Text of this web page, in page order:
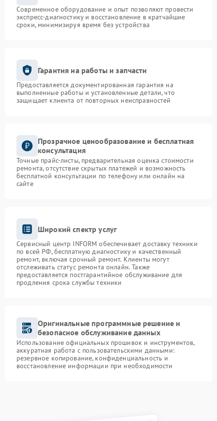
Современное оборудование и опыт позволяют провести
экспресс-диагностику и восстановление в кратчайшие
сроки, минимизируя время без устройства
Гарантия на работы и запчасти
Предоставляется документированная гарантия на
выполненные работы и установленные детали, что
защищает клиента от повторных неисправностей
Прозрачное ценообразование и бесплатная
консультация
Точные прайс-листы, предварительная оценка стоимости
ремонта, отсутствие скрытых платежей и возможность
бесплатной консультации по телефону или онлайн на
сайте
Широкий спектр услуг
Сервисный центр INFORM обеспечивает доставку техники
по всей РФ, бесплатную диагностику и качественный
ремонт, включая срочный ремонт. Клиенты могут
отслеживать статус ремонта онлайн. Также
предоставляется постгарантийное обслуживание для
продления срока службы техники
Оригинальные программные решение и
безопасное обслуживание данных
Использование официальных прошивок и инструментов,
аккуратная работа с пользовательскими данными:
резервное копирование, конфиденциальность и
восстановление информации при необходимости